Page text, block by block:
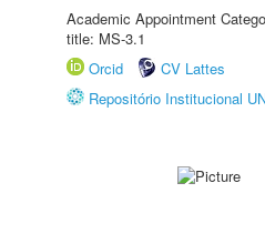
Academic Appointment
title: MS-3.1
Orcid
CV Lattes
Repositório Institucional